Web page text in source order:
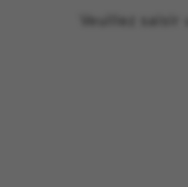
Veuillez